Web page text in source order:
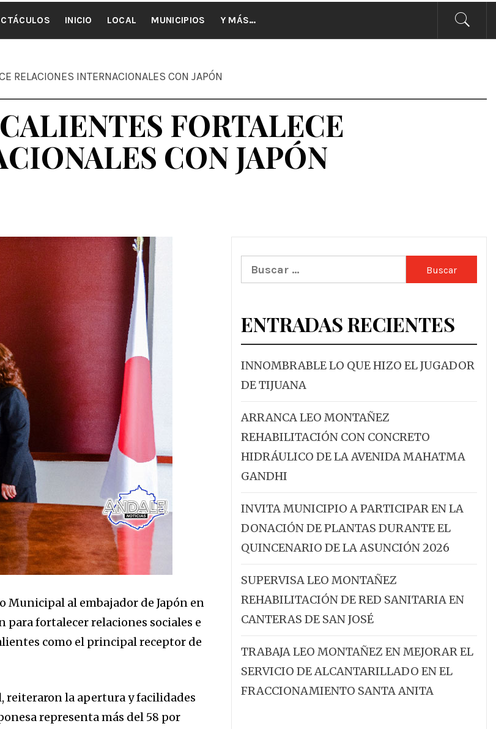
NOTICIAS
INICIO LOCAL MUNICIPIOS Y MÁS…
RELACIONES INTERNACIONALES CON JAPÓN
FORTALECE
CON JAPÓN
Municipal al embajador de Japón en
para fortalecer relaciones sociales e
como el principal receptor de
reiteraron la apertura y facilidades
representa más del 58 por
Buscar:
ENTRADAS RECIENTES
INNOMBRABLE LO QUE HIZO EL JUGADOR
DE TIJUANA
ARRANCA LEO MONTAÑEZ
REHABILITACIÓN CON CONCRETO
HIDRÁULICO DE LA AVENIDA MAHATMA
GANDHI
INVITA MUNICIPIO A PARTICIPAR EN LA
DONACIÓN DE PLANTAS DURANTE EL
QUINCENARIO DE LA ASUNCIÓN 2026
SUPERVISA LEO MONTAÑEZ
REHABILITACIÓN DE RED SANITARIA EN
CANTERAS DE SAN JOSÉ
TRABAJA LEO MONTAÑEZ EN MEJORAR EL
SERVICIO DE ALCANTARILLADO EN EL
FRACCIONAMIENTO SANTA ANITA